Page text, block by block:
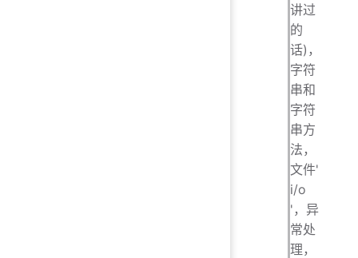
讲过
的
话)，
字符
串和
字符
串方
法，
文件'
i/o
'，异
常处
理，